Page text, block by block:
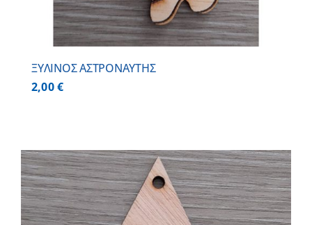
ΞΥΛΙΝΟΣ ΑΣΤΡΟΝΑΥΤΗΣ
2,00€